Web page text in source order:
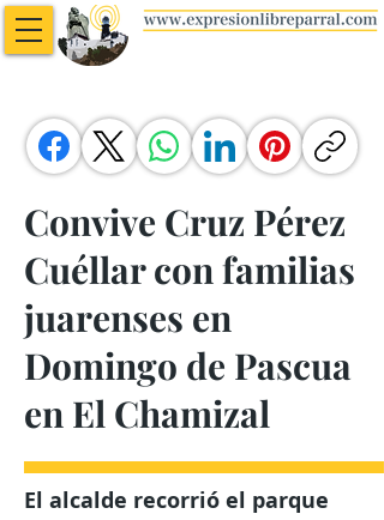
Convive Cruz Pérez
Cuéllar con familias
juarenses en
Domingo de Pascua
en El Chamizal
El alcalde recorrió el parque